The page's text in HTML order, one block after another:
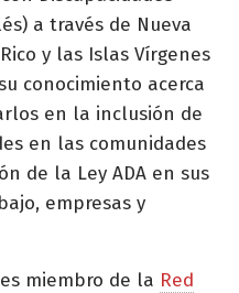
a través de Nueva
y las Islas Vírgenes
conocimiento acerca
en la inclusión de
en las comunidades
de la Ley ADA en sus
empresas y
miembro de la Red